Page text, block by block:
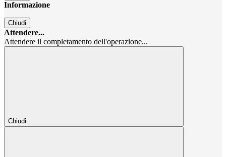
Informazione
Chiudi
Attendere...
Attendere il completamento dell'operazione...
Chiudi